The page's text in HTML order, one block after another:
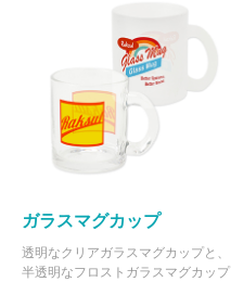
ガラスマグカップ
透明なクリアガラスマグカップと、
半透明なフロストガラスマグカップ